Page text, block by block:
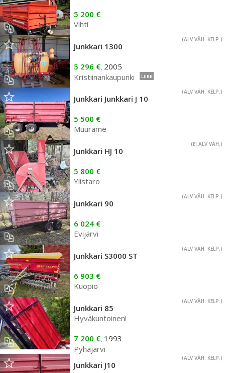
5 200 €
Vihti
(ALV VÄH. KELP.)
Junkkari 1300
5 296 €, 2005
Kristiinankaupunki
LIIKE
(ALV VÄH. KELP.)
Junkkari Junkkari J 10
5 500 €
Muurame
(EI ALV VÄH.)
Junkkari HJ 10
5 800 €
Ylistaro
(ALV VÄH. KELP.)
Junkkari 90
6 024 €
Evijärvi
(ALV VÄH. KELP.)
Junkkari S3000 ST
6 903 €
Kuopio
(ALV VÄH. KELP.)
Junkkari 85
Hyväkuntoinen!
7 200 €, 1993
Pyhäjärvi
(ALV VÄH. KELP.)
Junkkari J10